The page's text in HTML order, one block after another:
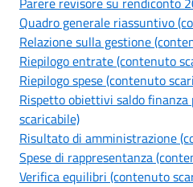
Quadro generale riassuntivo
Relazione sulla gestione
Riepilogo entrate (contenuto
Riepilogo spese (contenuto
Rispetto obiettivi saldo
scaricabile)
Risultato di amministrazione
Spese di rappresentanza
Verifica equilibri (contenuto